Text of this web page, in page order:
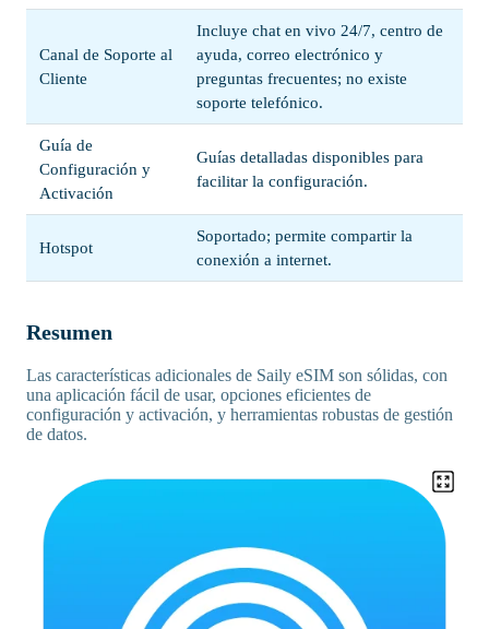
Canal de Soporte al
Cliente
Incluye chat en vivo 24/7, centro de
ayuda, correo electrónico y
preguntas frecuentes; no existe
soporte telefónico.
Guía de
Configuración y
Activación
Guías detalladas disponibles para
facilitar la configuración.
Hotspot
Soportado; permite compartir la
conexión a internet.
Resumen
Las características adicionales de Saily eSIM son sólidas, con
una aplicación fácil de usar, opciones eficientes de
configuración y activación, y herramientas robustas de gestión
de datos.